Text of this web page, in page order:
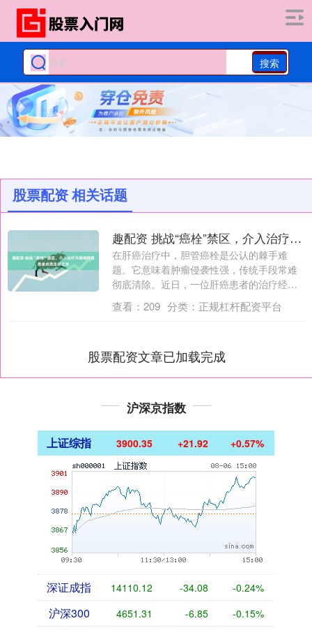
搜索
股票配资 相关话题
趣配资 挑战“癌栓”禁区，介入治疗为晚期肝癌患者点亮生命之光
在肝癌治疗中，胆管癌栓是公认的棘手难
题。它意味着肿瘤侵袭性强，传统手段常难
彻底清除。近日，一位肝癌患者的治疗经
历，展现了....
查看： 209 分类： 正规杠杆配资平台
股票配资文章已加载完成
沪深京指数
上证综指 3900.35 +21.92 +0.57%
深证成指 14110.12 -34.08 -0.24%
沪深300 4651.31 -6.85 -0.15%